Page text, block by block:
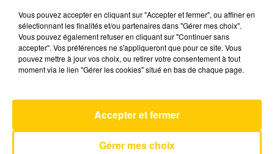
COLBIE CAILLAT
Vous pouvez accepter en cliquant sur "Accepter et fermer", ou affiner en
sélectionnant les finalités et/ou partenaires dans "Gérer mes choix".
Vous pouvez également refuser en cliquant sur "Continuer sans
accepter". Vos préférences ne s'appliqueront que pour ce site. Vous
pouvez mettre à jour vos choix, ou retirer votre consentement à tout
moment via le lien "Gérer les cookies" situé en bas de chaque page.
Gérer mes choix
Accepter et fermer